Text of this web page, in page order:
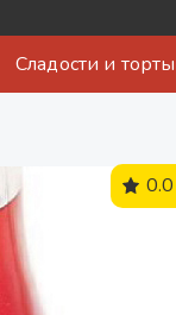
Сладости и торты
0.0